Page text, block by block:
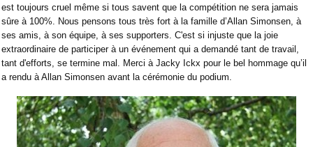
est toujours cruel même si tous savent que la compétition ne sera jamais
sûre à 100%. Nous pensons tous très fort à la famille d’Allan Simonsen, à
ses amis, à son équipe, à ses supporters. C'est si injuste que la joie
extraordinaire de participer à un événement qui a demandé tant de travail,
tant d'efforts, se termine mal. Merci à Jacky Ickx pour le bel hommage qu’il
a rendu à Allan Simonsen avant la cérémonie du podium.